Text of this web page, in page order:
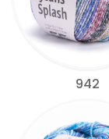
942